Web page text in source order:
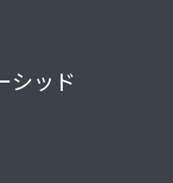
シッド